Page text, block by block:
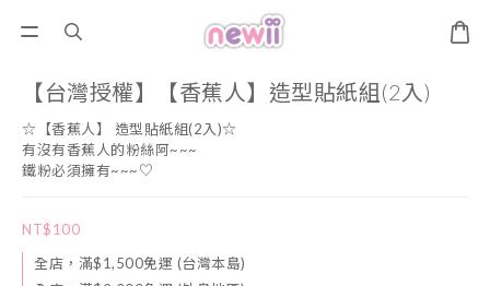
【台灣授權】【香蕉人】造型貼紙組(2入)
☆【香蕉人】 造型貼紙組(2入)☆
有沒有香蕉人的粉絲阿~~~
鐵粉必須擁有~~~♡
NT$100
全店，滿$1,500免運 (台灣本島)